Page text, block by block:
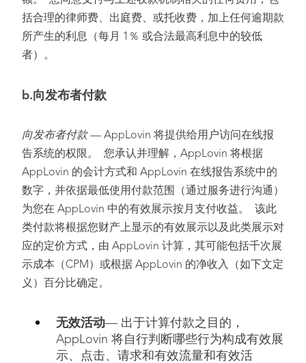
括合理的律师费、出庭费、或托收费，加上任何逾期款
所产生的利息（每月 1％ 或合法最高利息中的较低
者）。
b.向发布者付款
向发布者付款— AppLovin 将提供给用户访问在线报
告系统的权限。 您承认并理解，AppLovin 将根据
AppLovin 的会计方式和 AppLovin 在线报告系统中的
数字，并依据最低使用付款范围（通过服务进行沟通）
为您在 AppLovin 中的有效展示按月支付收益。 该此
类付款将根据您财产上显示的有效展示以及此类展示对
应的定价方式，由 AppLovin 计算，其可能包括千次展
示成本（CPM）或根据 AppLovin 的净收入（如下文定
义）百分比确定。
无效活动— 出于计算付款之目的，
AppLovin 将自行判断哪些行为构成有效展
示、点击、请求和有效流量和有效活